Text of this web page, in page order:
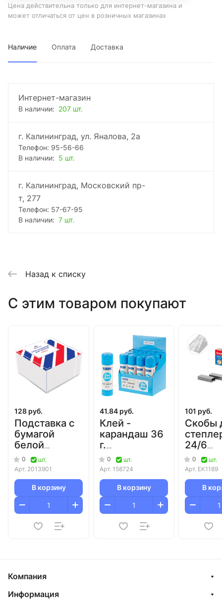
Цена действительна только для интернет-магазина и
может отличаться от цен в розничных магазинах
Наличие Оплата Доставка
Интернет-магазин
В наличии: 207 шт.
г. Калининград, ул. Яналова, 2а
Телефон: 95-56-66
В наличии: 5 шт.
г. Калининград, Московский пр-
т, 277
Телефон: 57-67-95
В наличии: 7 шт.
Назад к списку
C этим товаром покупают
128 руб.
Подставка с
бумагой
белой
90х90х50 мм
Attomex/24
0
шт.
Арт. 2013901
В корзину
41.84 руб.
Клей -
карандаш 36
г.
OfficeSpace/12/324
0
шт.
Арт. 158724
В корзину
101 руб.
Скобы
24/6
0
шт.
Арт. EK1189
В
Компания
Информация